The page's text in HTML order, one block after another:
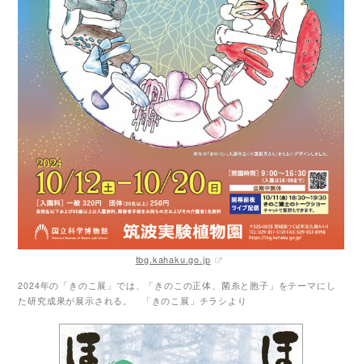
tbg.kahaku.go.jp
2024年の「きのこ展」では、「きのこの正体、菌糸と胞子」をテーマにし
た研究成果が展示される。 「きのこ展」チラシより